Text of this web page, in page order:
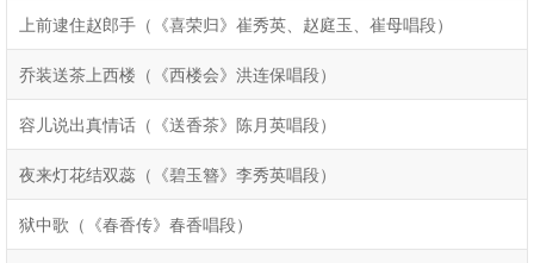
上前逮住赵郎手（《喜荣归》崔秀英、赵庭玉、崔母唱段）
乔装送茶上西楼（《西楼会》洪连保唱段）
容儿说出真情话（《送香茶》陈月英唱段）
夜来灯花结双蕊（《碧玉簪》李秀英唱段）
狱中歌（《春香传》春香唱段）